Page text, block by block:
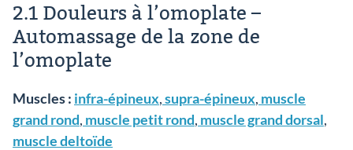
2.1 Douleurs à l’omoplate –
Automassage de la zone de
l’omoplate
Muscles : infra-épineux,supra-épineux, muscle
grand rond, muscle petit rond, muscle grand dorsal,
muscle deltoïde